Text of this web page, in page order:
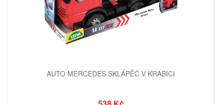
AUTO MERCEDES SKLÁPĚČ V KRABICI